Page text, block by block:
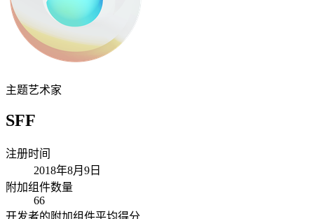
主题艺术家
SFF
注册时间
2018年8月9日
附加组件数量
66
开发者的附加组件平均得分